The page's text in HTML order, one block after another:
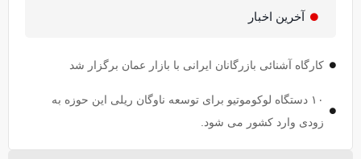
آخرین اخبار
کارگاه آشنائی بازرگانان ایرانی با بازار عمان برگزار شد
۱۰ دستگاه لوکوموتیو برای توسعه ناوگان ریلی این حوزه به
زودی وارد کشور می شود.